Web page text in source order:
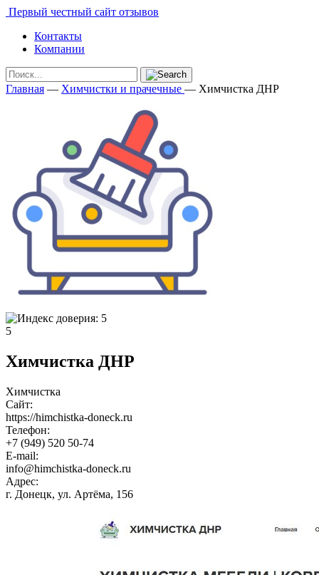
Первый честный сайт отзывов
Контакты
Компании
Главная — Химчистки и прачечные — Химчистка ДНР
5
Химчистка ДНР
Химчистка
Сайт:
https://himchistka-doneck.ru
Телефон:
+7 (949) 520 50-74
E-mail:
info@himchistka-doneck.ru
Адрес:
г. Донецк, ул. Артёма, 156